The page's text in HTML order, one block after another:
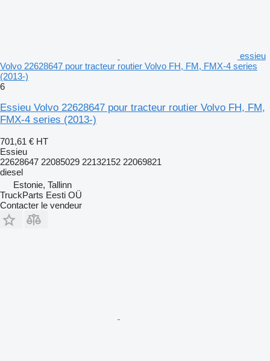
essieu
Volvo 22628647 pour tracteur routier Volvo FH, FM, FMX-4 series
(2013-)
6
Essieu Volvo 22628647 pour tracteur routier Volvo FH, FM,
FMX-4 series (2013-)
701,61 € HT
Essieu
22628647 22085029 22132152 22069821
diesel
Estonie, Tallinn
TruckParts Eesti OÜ
Contacter le vendeur